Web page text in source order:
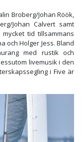
Broberg/Johan Röök,
Johan Calvert samt
tid tillsammans
och Holger Jess. Bland
med rustik och
livemusik i den
i Five är